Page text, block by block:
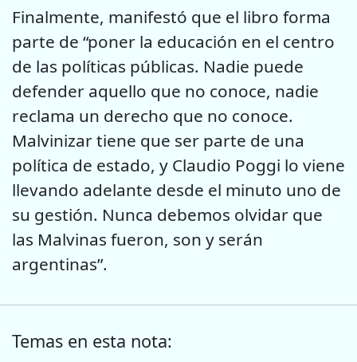
Finalmente, manifestó que el libro forma
parte de “poner la educación en el centro
de las políticas públicas. Nadie puede
defender aquello que no conoce, nadie
reclama un derecho que no conoce.
Malvinizar tiene que ser parte de una
política de estado, y Claudio Poggi lo viene
llevando adelante desde el minuto uno de
su gestión. Nunca debemos olvidar que
las Malvinas fueron, son y serán
argentinas”.
Temas en esta nota: